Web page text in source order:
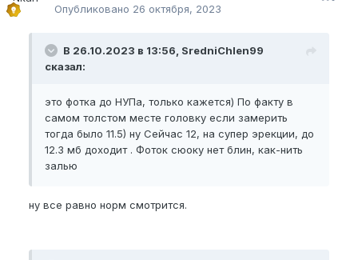
Опубликовано 26 октября, 2023
В 26.10.2023 в 13:56, SredniChlen99
сказал:
это фотка до НУПа, только кажется) По факту в
самом толстом месте головку если замерить
тогда было 11.5) ну Сейчас 12, на супер эрекции, до
12.3 мб доходит . Фоток сюоку нет блин, как-нить
залью
ну все равно норм смотрится.